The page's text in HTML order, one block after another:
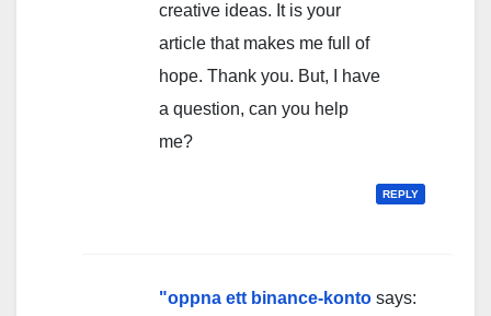
creative ideas. It is your
article that makes me full of
hope. Thank you. But, I have
a question, can you help
me?
REPLY
"oppna ett binance-konto says: